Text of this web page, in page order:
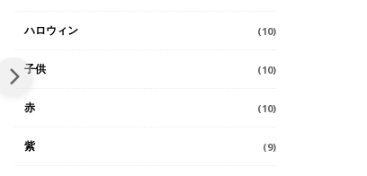
ハロウィン (10)
子供 (10)
赤 (10)
紫 (9)